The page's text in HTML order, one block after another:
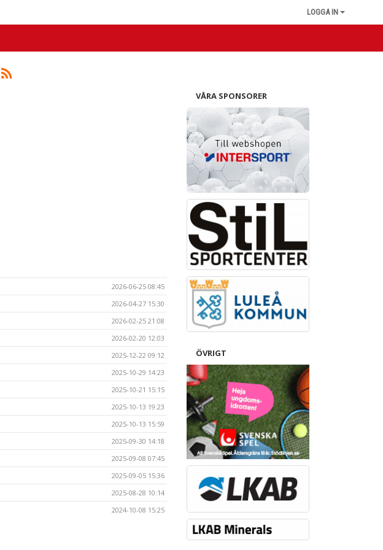
LOGGA IN
2026-06-25 08:45
2026-04-27 15:30
2026-02-25 21:08
2026-02-20 12:03
2025-12-22 09:12
2025-10-29 14:23
2025-10-21 15:15
2025-10-13 19:23
2025-10-13 15:59
2025-09-30 14:18
2025-09-08 07:45
2025-09-05 15:36
2025-08-28 10:14
2024-10-08 15:25
VÅRA SPONSORER
ÖVRIGT